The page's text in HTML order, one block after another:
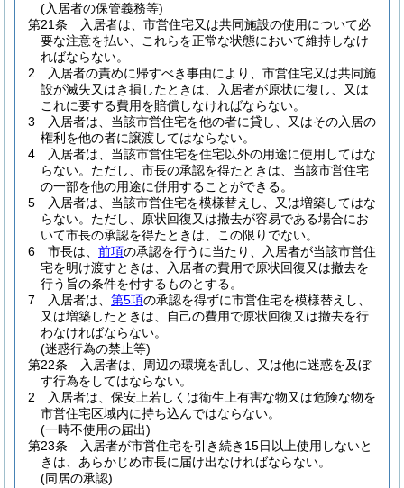
(入居者の保管義務等)
第21条
入居者は、市営住宅又は共同施設の使用について必
要な注意を払い、これらを正常な状態において維持しなけ
ればならない。
2
入居者の責めに帰すべき事由により、市営住宅又は共同施
設が滅失又はき損したときは、入居者が原状に復し、又は
これに要する費用を賠償しなければならない。
3
入居者は、当該市営住宅を他の者に貸し、又はその入居の
権利を他の者に譲渡してはならない。
4
入居者は、当該市営住宅を住宅以外の用途に使用してはな
らない。 ただし、市長の承認を得たときは、当該市営住宅
の一部を他の用途に併用することができる。
5
入居者は、当該市営住宅を模様替えし、又は増築してはな
らない。 ただし、原状回復又は撤去が容易である場合にお
いて市長の承認を得たときは、この限りでない。
6
市長は、 前項の承認を行うに当たり、入居者が当該市営住
宅を明け渡すときは、入居者の費用で原状回復又は撤去を
行う旨の条件を付するものとする。
7
入居者は、 第5項の承認を得ずに市営住宅を模様替えし、
又は増築したときは、自己の費用で原状回復又は撤去を行
わなければならない。
(迷惑行為の禁止等)
第22条
入居者は、周辺の環境を乱し、又は他に迷惑を及ぼ
す行為をしてはならない。
2
入居者は、保安上若しくは衛生上有害な物又は危険な物を
市営住宅区域内に持ち込んではならない。
(一時不使用の届出)
第23条
入居者が市営住宅を引き続き15日以上使用しないと
きは、あらかじめ市長に届け出なければならない。
(同居の承認)